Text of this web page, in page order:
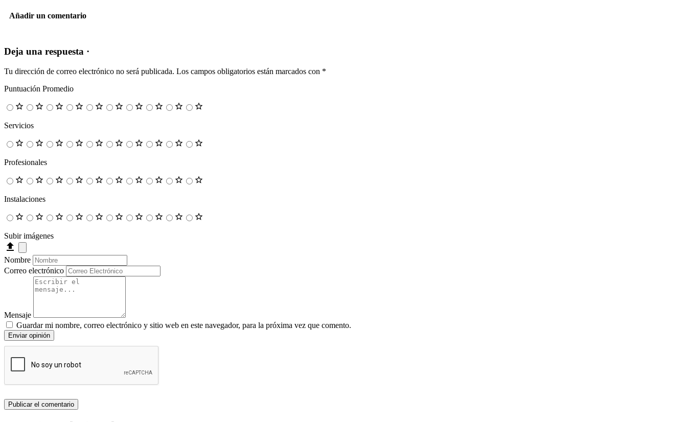
Añadir un comentario
Deja una respuesta ·
Tu dirección de correo electrónico no será publicada. Los campos obligatorios están marcados con *
Puntuación Promedio
Servicios
Profesionales
Instalaciones
Subir imágenes
Nombre
Correo electrónico
Mensaje
Guardar mi nombre, correo electrónico y sitio web en este navegador, para la próxima vez que comento.
Enviar opinión